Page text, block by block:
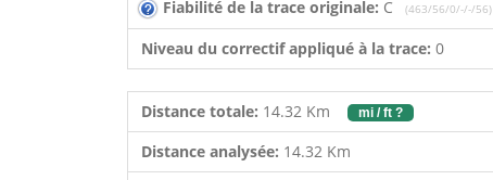
Fiabilité de la trace originale: C (463/56/0/-/-/56)
Niveau du correctif appliqué à la trace: 0
Distance totale: 14.32 Km mi / ft ?
Distance analysée: 14.32 Km